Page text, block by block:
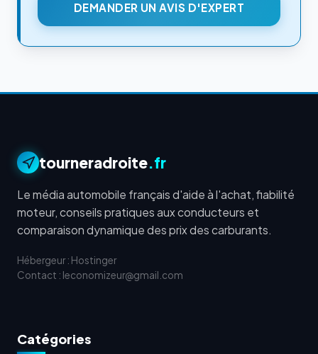
DEMANDER UN AVIS D'EXPERT
tourneradroite.fr
Le média automobile français d'aide à l'achat, fiabilité
moteur, conseils pratiques aux conducteurs et
comparaison dynamique des prix des carburants.
Hébergeur : Hostinger
Contact : leconomizeur@gmail.com
Catégories